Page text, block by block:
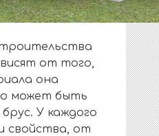
от того,
она
может быть
У каждого
свойства, от